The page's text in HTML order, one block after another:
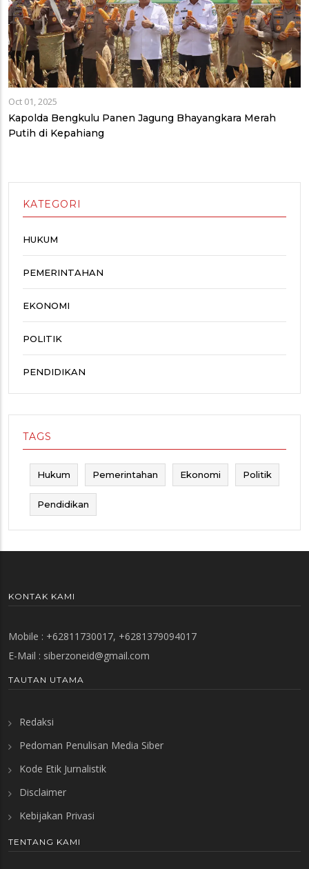
Oct 01, 2025
Kapolda Bengkulu Panen Jagung Bhayangkara Merah
Putih di Kepahiang
KATEGORI
HUKUM
PEMERINTAHAN
EKONOMI
POLITIK
PENDIDIKAN
TAGS
Hukum Pemerintahan Ekonomi Politik
Pendidikan
KONTAK KAMI
Mobile : +62811730017, +6281379094017
E-Mail : siberzoneid@gmail.com
TAUTAN UTAMA
Redaksi
Pedoman Penulisan Media Siber
Kode Etik Jurnalistik
Disclaimer
Kebijakan Privasi
TENTANG KAMI